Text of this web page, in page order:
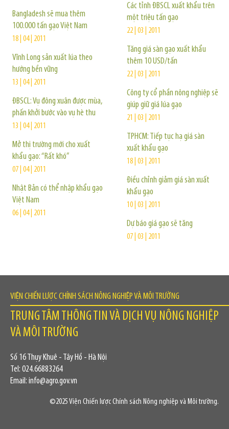
Bangladesh sẽ mua thêm
100.000 tấn gạo Việt Nam
18 | 04 | 2011
Vĩnh Long sản xuất lúa theo
hướng bền vững
13 | 04 | 2011
ĐBSCL: Vụ đông xuân được mùa,
phấn khởi bước vào vụ hè thu
13 | 04 | 2011
Mở thị trường mới cho xuất
khẩu gạo: “Rất khó”
07 | 04 | 2011
Nhật Bản có thể nhập khẩu gạo
Việt Nam
06 | 04 | 2011
Các tỉnh ĐBSCL xuất khẩu trên
một triệu tấn gạo
22 | 03 | 2011
Tăng giá sàn gạo xuất khẩu
thêm 10 USD/tấn
22 | 03 | 2011
Công ty cổ phần nông nghiệp sẽ
giúp giữ giá lúa gạo
21 | 03 | 2011
TPHCM: Tiếp tục hạ giá sàn
xuất khẩu gạo
18 | 03 | 2011
Điều chỉnh giảm giá sàn xuất
khẩu gạo
10 | 03 | 2011
Dự báo giá gạo sẽ tăng
07 | 03 | 2011
VIỆN CHIẾN LƯỢC CHÍNH SÁCH NÔNG NGHIỆP VÀ MÔI TRƯỜNG
TRUNG TÂM THÔNG TIN VÀ DỊCH VỤ NÔNG NGHIỆP
VÀ MÔI TRƯỜNG
Số 16 Thụy Khuê - Tây Hồ - Hà Nội
Tel: 024.66883264
Email: info@agro.gov.vn
©2025 Viện Chiến lược Chính sách Nông nghiệp và Môi trường.